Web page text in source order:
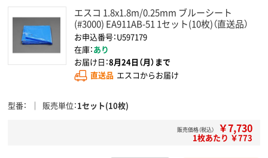
エスコ 1.8x1.8m/0.25mm ブルーシート
(#3000) EA911AB-51 1セット(10枚)（直送品）
お申込番号：U597179
在庫：あり
お届け日：8月24日（月）まで
直送品 エスコからお届け
型番 販売単位 1セット(10枚)
販売価格（税込） ￥7,730
1枚あたり ￥773